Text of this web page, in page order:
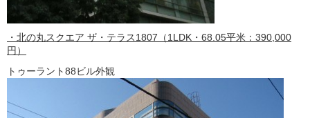
・北の丸スクエア ザ・テラス1807（1LDK・68.05平米：390,000
円）
トゥーラント88ビル外観